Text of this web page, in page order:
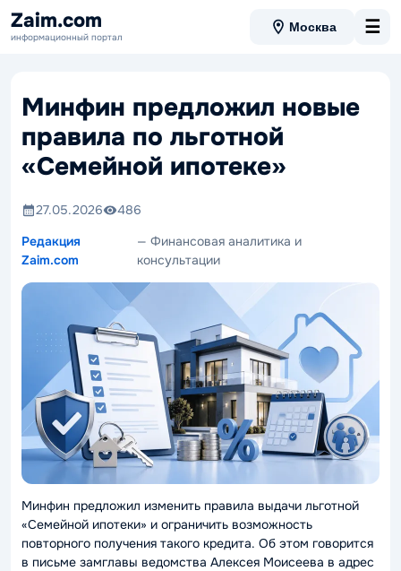
Zaim.com
информационный портал
Москва ☰
Минфин предложил новые
правила по льготной
«Семейной ипотеке»
27.05.2026
486
Редакция
Zaim.com
— Финансовая аналитика и
консультации
Минфин предложил изменить правила выдачи льготной
«Семейной ипотеки» и ограничить возможность
повторного получения такого кредита. Об этом говорится
в письме замглавы ведомства Алексея Моисеева в адрес